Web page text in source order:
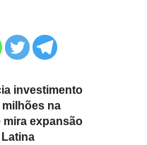
investimento
milhões na
mira expansão